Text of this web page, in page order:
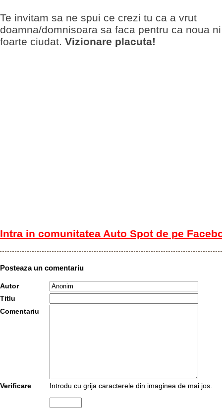
Te invitam sa ne spui ce crezi tu ca a vrut
doamna/domnisoara sa faca pentru ca noua
foarte ciudat. Vizionare placuta!
Intra in comunitatea Auto Spot de pe
Posteaza un comentariu
Autor
Titlu
Comentariu
Verificare Introdu cu grija caracterele din imaginea de mai jos.